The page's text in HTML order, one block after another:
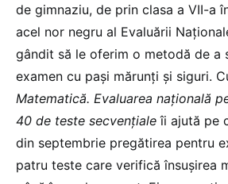
de gimnaziu, de prin clasa a VII-a
acel nor negru al Evaluării
gândit să le oferim o metodă de a
examen cu pași mărunți și siguri.
Matematică. Evaluarea națională
40 de teste secvențialeîi ajută pe
din septembrie pregătirea pentru
patru teste care verifică însușirea